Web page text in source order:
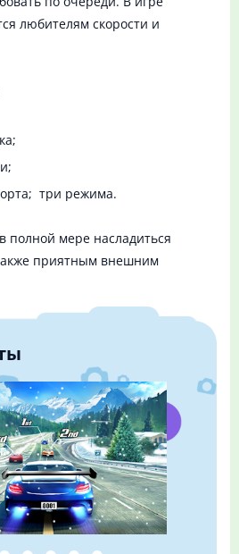
любителям скорости и
три режима.
полной мере насладиться
приятным внешним